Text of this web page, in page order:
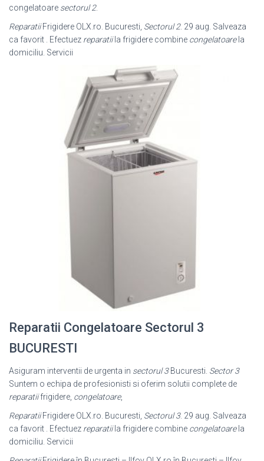
congelatoare sectorul 2.
ReparatiiFrigidere OLX.ro. Bucuresti, Sectorul 2. 29 aug. Salveaza
ca favorit . Efectuez reparatiila frigidere combine congelatoarela
domiciliu. Servicii
Reparatii Congelatoare Sectorul 3
BUCURESTI
Asiguram interventii de urgenta in sectorul 3Bucuresti. Sector 3
Suntem o echipa de profesionisti si oferim solutii complete de
reparatiifrigidere, congelatoare,
ReparatiiFrigidere OLX.ro. Bucuresti, Sectorul 3. 29 aug. Salveaza
ca favorit . Efectuez reparatiila frigidere combine congelatoarela
domiciliu. Servicii